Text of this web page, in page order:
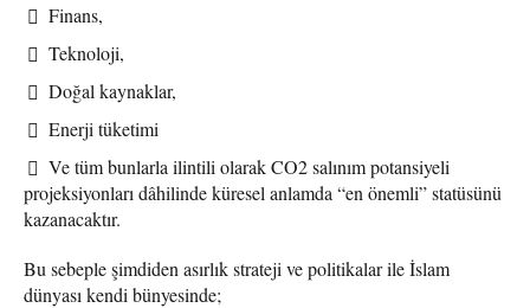
Finans,
Teknoloji,
Doğal kaynaklar,
Enerji tüketimi
Ve tüm bunlarla ilintili olarak CO2 salınım potansiyeli
projeksiyonları dâhilinde küresel anlamda “en önemli” statüsünü
kazanacaktır.
Bu sebeple şimdiden asırlık strateji ve politikalar ile İslam
dünyası kendi bünyesinde;